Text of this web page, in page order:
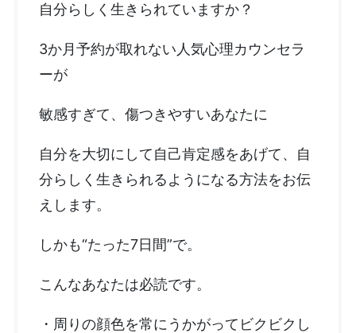
自分らしく生きられていますか？
3か月予約が取れない人気心理カウンセラ
ーが
敏感すぎて、傷つきやすいあなたに
自分を大切にして自己肯定感をあげて、自
分らしく生きられるようになる方法をお伝
えします。
しかも“たった7日間”で。
こんなあなたは必読です。
・周りの顔色を常にうかがってビクビクし